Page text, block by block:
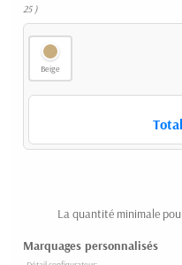
25 )
Beige
La quantité minimale
Marquages personnalisés